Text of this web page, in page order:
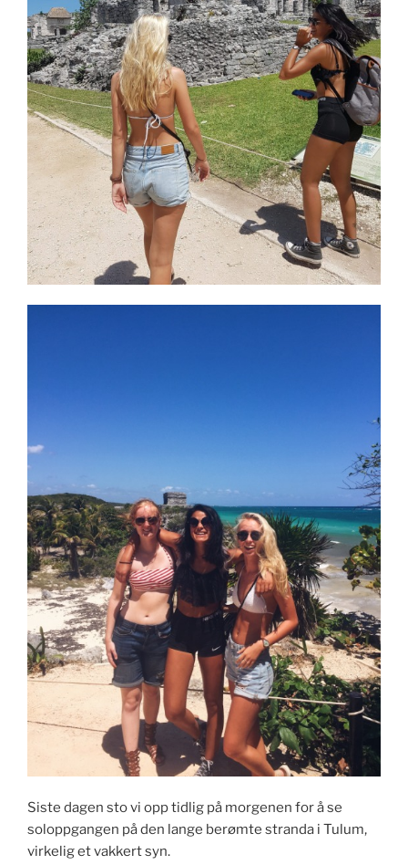
Siste dagen sto vi opp tidlig på morgenen for å se
soloppgangen på den lange berømte stranda i Tulum,
virkelig et vakkert syn.